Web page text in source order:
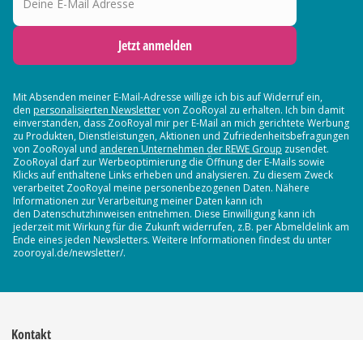
Jetzt anmelden
Mit Absenden meiner E-Mail-Adresse willige ich bis auf Widerruf ein,
den personalisierten Newslettervon ZooRoyal zu erhalten. Ich bin damit
einverstanden, dass ZooRoyal mir per E-Mail an mich gerichtete Werbung
zu Produkten, Dienstleistungen, Aktionen und Zufriedenheitsbefragungen
von ZooRoyal und anderen Unternehmen der REWE Group zusendet.
ZooRoyal darf zur Werbeoptimierung die Öffnung der E-Mails sowie
Klicks auf enthaltene Links erheben und analysieren. Zu diesem Zweck
verarbeitet ZooRoyal meine personenbezogenen Daten. Nähere
Informationen zur Verarbeitung meiner Daten kann ich
den Datenschutzhinweisen entnehmen. Diese Einwilligung kann ich
jederzeit mit Wirkung für die Zukunft widerrufen, z.B. per Abmeldelink am
Ende eines jeden Newsletters. Weitere Informationen findest du unter
zooroyal.de/newsletter/.
Kontakt